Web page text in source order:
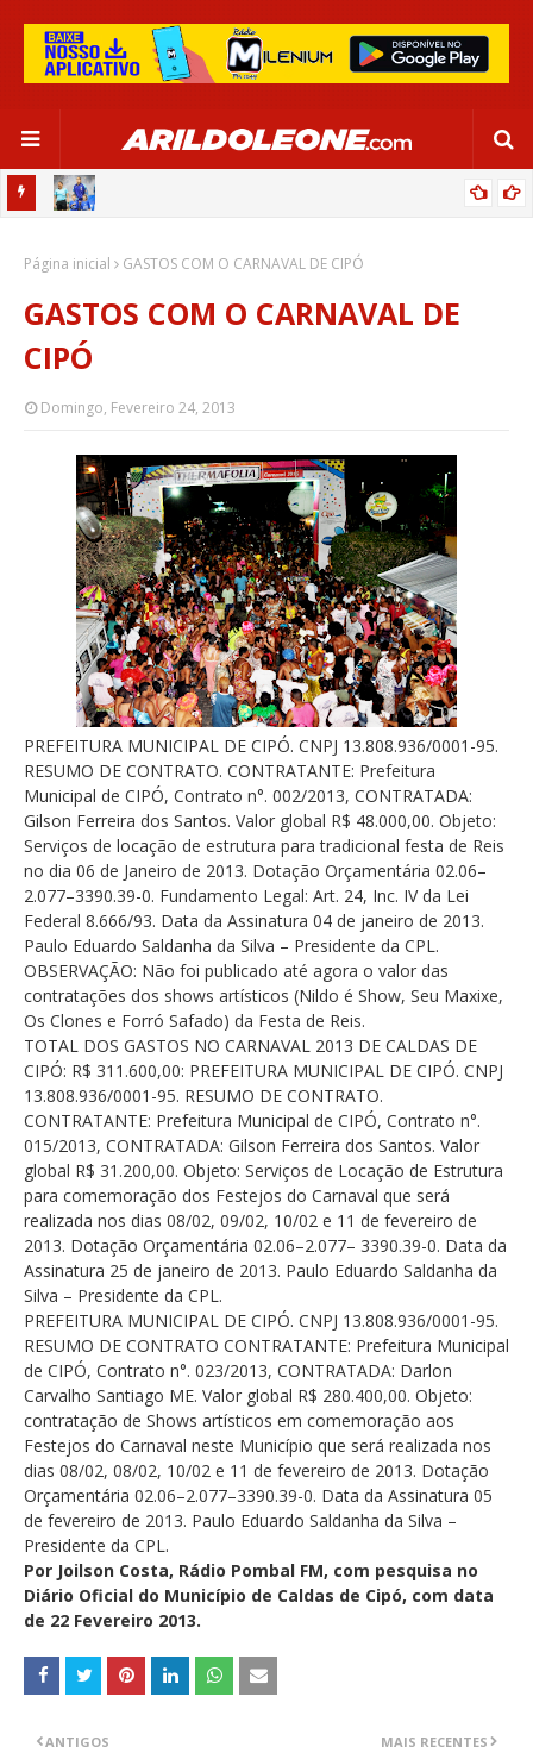
SALVADOR
Página inicial GASTOS COM O CARNAVAL DE CIPÓ
GASTOS COM O CARNAVAL DE
CIPÓ
Domingo, Fevereiro 24, 2013
PREFEITURA MUNICIPAL DE CIPÓ. CNPJ 13.808.936/0001-95.
RESUMO DE CONTRATO. CONTRATANTE: Prefeitura
Municipal de CIPÓ, Contrato n°. 002/2013, CONTRATADA:
Gilson Ferreira dos Santos. Valor global R$ 48.000,00. Objeto:
Serviços de locação de estrutura para tradicional festa de Reis
no dia 06 de Janeiro de 2013. Dotação Orçamentária 02.06–
2.077–3390.39-0. Fundamento Legal: Art. 24, Inc. IV da Lei
Federal 8.666/93. Data da Assinatura 04 de janeiro de 2013.
Paulo Eduardo Saldanha da Silva – Presidente da CPL.
OBSERVAÇÃO: Não foi publicado até agora o valor das
contratações dos shows artísticos (Nildo é Show, Seu Maxixe,
Os Clones e Forró Safado) da Festa de Reis.
TOTAL DOS GASTOS NO CARNAVAL 2013 DE CALDAS DE
CIPÓ: R$ 311.600,00: PREFEITURA MUNICIPAL DE CIPÓ. CNPJ
13.808.936/0001-95. RESUMO DE CONTRATO.
CONTRATANTE: Prefeitura Municipal de CIPÓ, Contrato n°.
015/2013, CONTRATADA: Gilson Ferreira dos Santos. Valor
global R$ 31.200,00. Objeto: Serviços de Locação de Estrutura
para comemoração dos Festejos do Carnaval que será
realizada nos dias 08/02, 09/02, 10/02 e 11 de fevereiro de
2013. Dotação Orçamentária 02.06–2.077– 3390.39-0. Data da
Assinatura 25 de janeiro de 2013. Paulo Eduardo Saldanha da
Silva – Presidente da CPL.
PREFEITURA MUNICIPAL DE CIPÓ. CNPJ 13.808.936/0001-95.
RESUMO DE CONTRATO CONTRATANTE: Prefeitura Municipal
de CIPÓ, Contrato n°. 023/2013, CONTRATADA: Darlon
Carvalho Santiago ME. Valor global R$ 280.400,00. Objeto:
contratação de Shows artísticos em comemoração aos
Festejos do Carnaval neste Município que será realizada nos
dias 08/02, 08/02, 10/02 e 11 de fevereiro de 2013. Dotação
Orçamentária 02.06–2.077–3390.39-0. Data da Assinatura 05
de fevereiro de 2013. Paulo Eduardo Saldanha da Silva –
Presidente da CPL.
Por Joilson Costa, Rádio Pombal FM, com pesquisa no
Diário Oficial do Município de Caldas de Cipó, com data
de 22 Fevereiro 2013.
MAIS RECENTES
ANTIGOS